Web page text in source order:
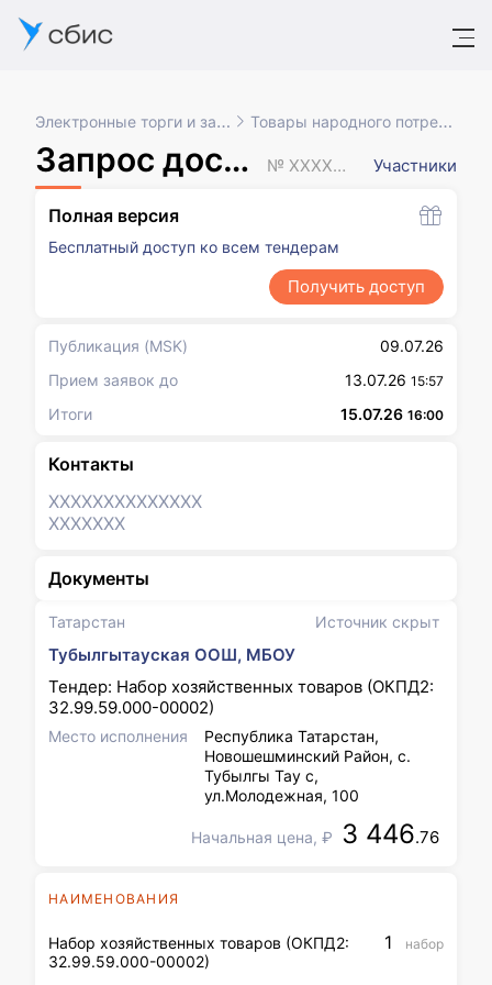
Электронные торги и закупки Товары народного потребления
Запрос доставки № XXXXXXX Участники
Татарстан Источник скрыт
Тубылгытауская ООШ, МБОУ
Тендер: Набор хозяйственных товаров (ОКПД2:
32.99.59.000-00002)
Место исполнения
Республика Татарстан,
Новошешминский Район, с.
Тубылгы Тау с,
ул.Молодежная, 100
Начальная цена, ₽ 3 446.76
НАИМЕНОВАНИЯ
Набор хозяйственных товаров (ОКПД2:
32.99.59.000-00002)
1 набор
Полная версия
Бесплатный доступ ко всем тендерам
Получить доступ
Публикация (MSK)
09.07.26
Прием заявок до
13.07.26 15:57
Итоги 15.07.26 16:00
Контакты
XXXXXXXXXXXXXX
XXXXXXX
Документы